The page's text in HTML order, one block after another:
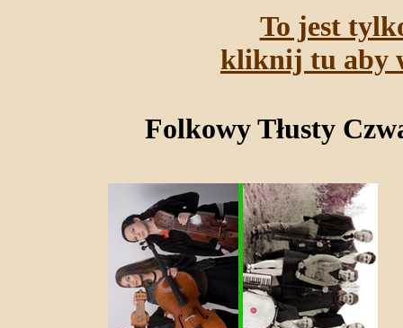
To jest
kliknij tu aby
Folkowy Tłusty